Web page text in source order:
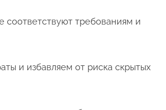
соответствуют требованиям и
и избавляем от риска скрытых